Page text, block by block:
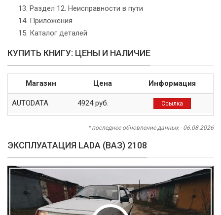
Раздел 12. Неисправности в пути
Приложения
Каталог деталей
КУПИТЬ КНИГУ: ЦЕНЫ И НАЛИЧИЕ
Магазин Цена Информация
AUTODATA 4924 руб. Ссылка
* последнее обновление данных - 06.08.2026
ЭКСПЛУАТАЦИЯ LADA (ВАЗ) 2108